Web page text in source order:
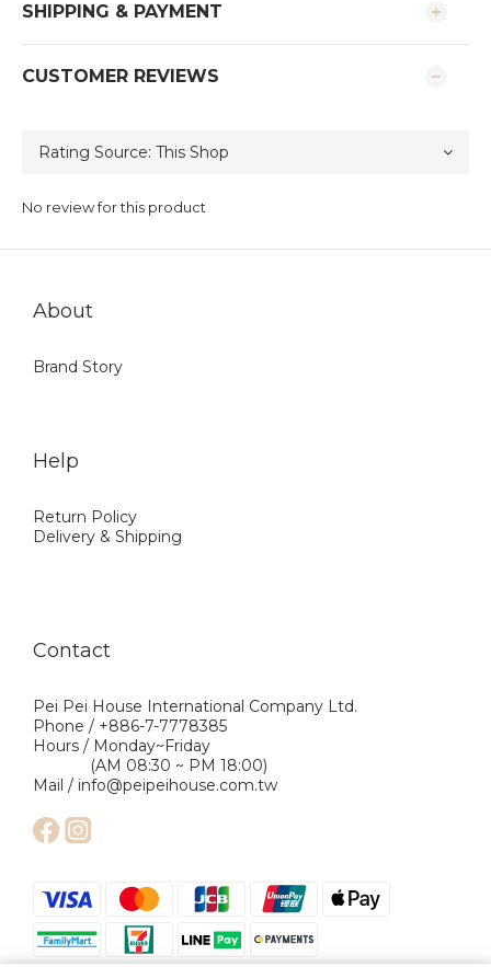
SHIPPING & PAYMENT
CUSTOMER REVIEWS
No review for this product
About
Brand Story
Help
Return Policy
Delivery & Shipping
Contact
Pei Pei House International Company Ltd.
Phone / +886-7-7778385
Hours / Monday~Friday
(AM 08:30 ~ PM 18:00)
Mail / info@peipeihouse.com.tw